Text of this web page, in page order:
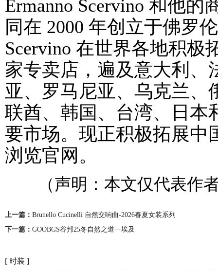
Ermanno Scervino 和他的
同在 2000 年创立于佛罗
Scervino 在世界各地积极
家专卖店，遍及意大利、
亚、罗马尼亚、乌克兰、
联酋、韩国、台湾、日本
要市场。现正积极拓展中
浏览官网。
（声明：本文仅代表作者
上一篇： Brunello Cucinelli 自然交响曲-2026春夏女装系列
下一篇： GOOBGS谷邦25冬自然之道—埃及
[ 时装 ]